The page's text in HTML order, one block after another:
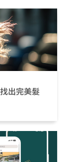
出完美髮